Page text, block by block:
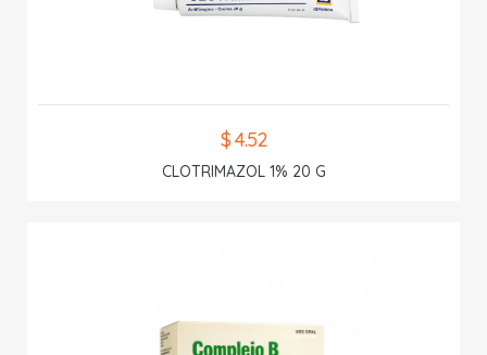
$ 4.52
CLOTRIMAZOL 1% 20 G